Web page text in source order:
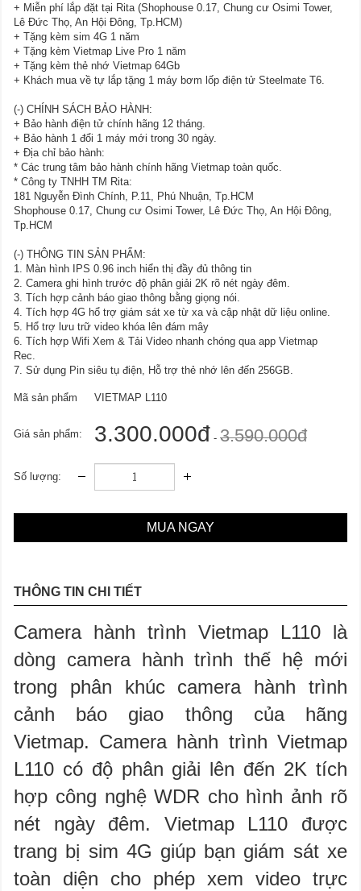
+ Miễn phí lắp đặt tại Rita (Shophouse 0.17, Chung cư Osimi Tower,
Lê Đức Thọ, An Hội Đông, Tp.HCM)
+ Tặng kèm sim 4G 1 năm
+ Tặng kèm Vietmap Live Pro 1 năm
+ Tặng kèm thẻ nhớ Vietmap 64Gb
+ Khách mua về tự lắp tặng 1 máy bơm lốp điện tử Steelmate T6.
(-) CHÍNH SÁCH BẢO HÀNH:
+ Bảo hành điện tử chính hãng 12 tháng.
+ Bảo hành 1 đổi 1 máy mới trong 30 ngày.
+ Địa chỉ bảo hành:
* Các trung tâm bảo hành chính hãng Vietmap toàn quốc.
* Công ty TNHH TM Rita:
181 Nguyễn Đình Chính, P.11, Phú Nhuận, Tp.HCM
Shophouse 0.17, Chung cư Osimi Tower, Lê Đức Thọ, An Hội Đông,
Tp.HCM
(-) THÔNG TIN SẢN PHẨM:
1. Màn hình IPS 0.96 inch hiển thị đầy đủ thông tin
2. Camera ghi hình trước độ phân giải 2K rõ nét ngày đêm.
3. Tích hợp cảnh báo giao thông bằng giọng nói.
4. Tích hợp 4G hổ trợ giám sát xe từ xa và cập nhật dữ liệu online.
5. Hổ trợ lưu trữ video khóa lên đám mây
6. Tích hợp Wifi Xem & Tải Video nhanh chóng qua app Vietmap
Rec.
7. Sử dụng Pin siêu tụ điện, Hỗ trợ thẻ nhớ lên đến 256GB.
Mã sản phẩm VIETMAP L110
Giá sản phẩm: 3.300.000đ -3.590.000đ
Số lượng:
MUA NGAY
THÔNG TIN CHI TIẾT
Camera hành trình Vietmap L110 là
dòng camera hành trình thế hệ mới
trong phân khúc camera hành trình
cảnh báo giao thông của hãng
Vietmap. Camera hành trình Vietmap
L110 có độ phân giải lên đến 2K tích
hợp công nghệ WDR cho hình ảnh rõ
nét ngày đêm. Vietmap L110 được
trang bị sim 4G giúp bạn giám sát xe
toàn diện cho phép xem video trực